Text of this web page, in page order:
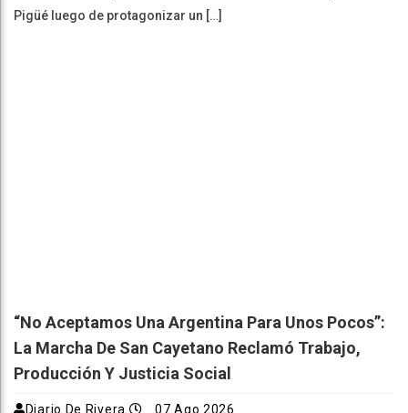
Pigüé luego de protagonizar un […]
“No Aceptamos Una Argentina Para Unos Pocos”:
La Marcha De San Cayetano Reclamó Trabajo,
Producción Y Justicia Social
Diario De Rivera 07 Ago 2026